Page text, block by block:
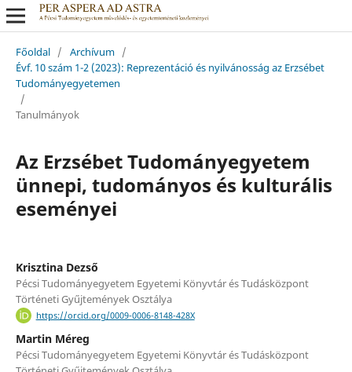
Főoldal / Archívum /
Évf. 10 szám 1-2 (2023): Reprezentáció és nyilvánosság az Erzsébet
Tudományegyetemen
/
Tanulmányok
Az Erzsébet Tudományegyetem
ünnepi, tudományos és kulturális
eseményei
Krisztina Dezső
Pécsi Tudományegyetem Egyetemi Könyvtár és Tudásközpont
Történeti Gyűjtemények Osztálya
https://orcid.org/0009-0006-8148-428X
Martin Méreg
Pécsi Tudományegyetem Egyetemi Könyvtár és Tudásközpont